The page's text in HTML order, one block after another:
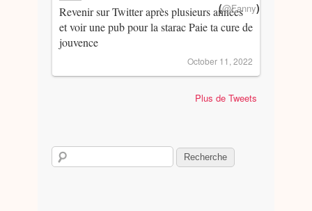
Revenir sur Twitter après plusieurs années
et voir une pub pour la starac Paie ta cure de
jouvence
(@Fanny)
October 11, 2022
Plus de Tweets